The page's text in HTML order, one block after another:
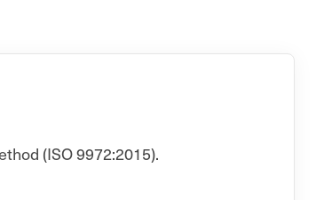
(ISO 9972:2015).